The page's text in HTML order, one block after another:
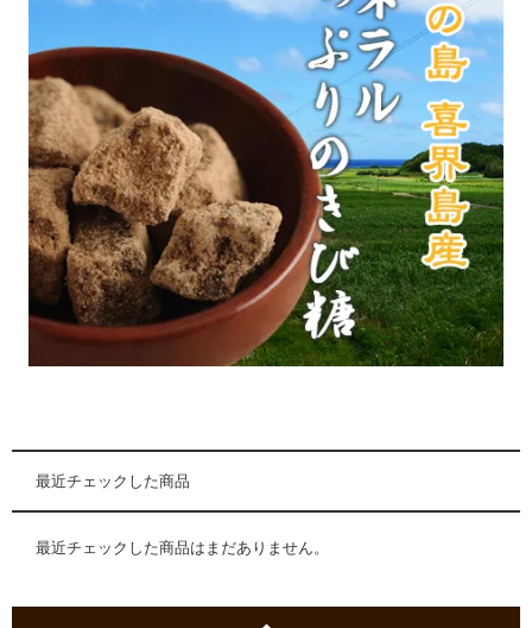
最近チェックした商品
最近チェックした商品はまだありません。